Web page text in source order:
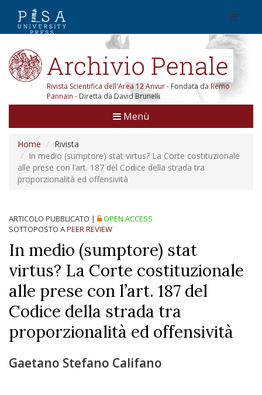
Rivista Scientifica dell'Area 12 Anvur- Fondata da Remo
Pannain - Diretta da David Brunelli
Menù
Home
Rivista
In medio (sumptore) stat virtus? La Corte costituzionale
alle prese con l’art. 187 del Codice della strada tra
proporzionalità ed offensività
ARTICOLO PUBBLICATO |
OPEN ACCESS
SOTTOPOSTO APEER REVIEW
In medio (sumptore) stat
virtus? La Corte costituzionale
alle prese con l’art. 187 del
Codice della strada tra
proporzionalità ed offensività
Gaetano Stefano Califano